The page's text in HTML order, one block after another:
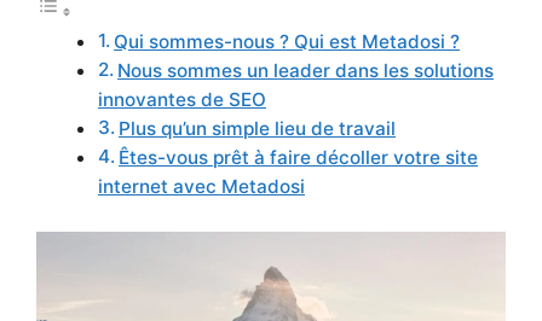
Qui sommes-nous ? Qui est Metadosi ?
Nous sommes un leader dans les solutions
innovantes de SEO
Plus qu’un simple lieu de travail
Êtes-vous prêt à faire décoller votre site
internet avec Metadosi